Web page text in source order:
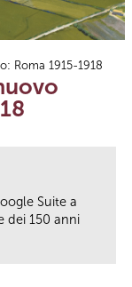
Roma 1915-1918
Suite a
dei 150 anni